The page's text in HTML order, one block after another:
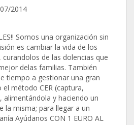
2014
Somos una organización sin
es cambiar la vida de los
de las dolencias que
delas familias. También
tiempo a gestionar una gran
método CER (captura,
alimentándola y haciendo un
la misma; para llegar a un
Ayúdanos CON 1 EURO AL